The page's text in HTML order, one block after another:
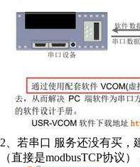
2、若串口 服务还没有买，
（直接是modbusTCP协议